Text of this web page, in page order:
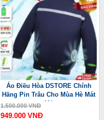
Áo Điều Hòa DSTORE Chính
Hãng Pin Trâu Cho Mùa Hè Mát
Mẻ
1.500.000 VNĐ
949.000 VNĐ